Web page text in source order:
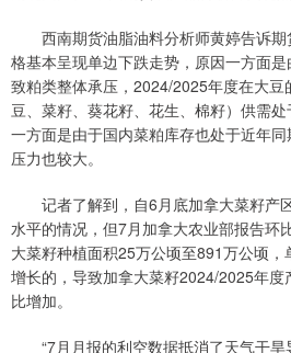
西南期货油脂油料分析师黄婷告诉期
格基本呈现单边下跌走势，原因一方面
致粕类整体承压，2024/2025年度在大
豆、菜籽、葵花籽、花生、棉籽）供需
一方面是由于国内菜粕库存也处于近年
压力也较大。
记者了解到，自6月底加拿大菜籽产
水平的情况，但7月加拿大农业部报告环
大菜籽种植面积25万公顷至891万公顷
增长的，导致加拿大菜籽2024/2025年度
比增加。
“7月月报的利空数据抵消了天气干旱